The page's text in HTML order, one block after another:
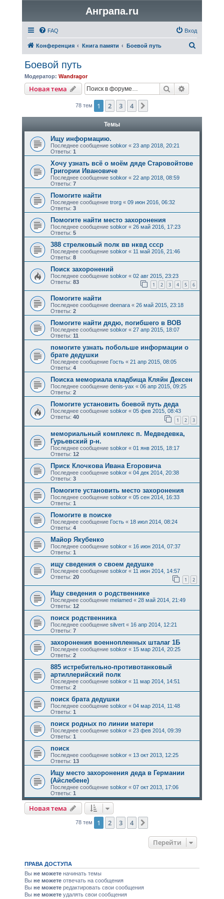
Анграпа.ru
FAQ Вход
Конференция Книга памяти Боевой путь
Боевой путь
Модератор: Wandragor
Новая тема Поиск
78 тем 1 2 3 4
Темы
Ищу информацию.
Последнее сообщение sobkor« 23 апр 2018, 20:21
Ответы: 1
Хочу узнать всё о моём дяде Старовойтове
Григории Ивановиче
Последнее сообщение sobkor« 22 апр 2018, 08:59
Ответы: 7
Помогите найти
Последнее сообщение trorg« 09 июн 2016, 06:32
Ответы: 3
Помогите найти место захоронения
Последнее сообщение sobkor« 26 май 2016, 17:23
Ответы: 5
388 стрелковый полк вв нквд ссср
Последнее сообщение sobkor« 11 май 2016, 21:46
Ответы: 8
Поиск захоронений
Последнее сообщение sobkor« 02 авг 2015, 23:23
Ответы: 83 1 2 3 4 5 6
Помогите найти
Последнее сообщение deenara« 26 май 2015, 23:18
Ответы: 2
Помогите найти дядю, погибшего в ВОВ
Последнее сообщение sobkor« 27 апр 2015, 18:07
Ответы: 11
помогите узнать побольше информации о
брате дедушки
Последнее сообщение Гость« 21 апр 2015, 08:05
Ответы: 4
Поиска мемориала кладбища Кляйн Дексен
Последнее сообщение denis-yax « 06 апр 2015, 09:25
Ответы: 2
Помогите установить боевой путь деда
Последнее сообщение sobkor« 05 фев 2015, 08:43
Ответы: 40 1 2 3
мемориальный комплекс п. Медведевка,
Гурьевский р-н.
Последнее сообщение sobkor« 01 янв 2015, 18:17
Ответы: 12
Приск Клочкова Ивана Егоровича
Последнее сообщение sobkor« 04 дек 2014, 20:38
Ответы: 3
Помогите установить место захоронения
Последнее сообщение sobkor« 05 сен 2014, 16:33
Ответы: 1
Помогите в поиске
Последнее сообщение Гость« 18 июл 2014, 08:24
Ответы: 4
Майор Якубенко
Последнее сообщение sobkor« 16 июн 2014, 07:37
Ответы: 1
ищу сведения о своем дедушке
Последнее сообщение sobkor« 11 июн 2014, 14:57
Ответы: 20 1 2
Ищу сведения о родственнике
Последнее сообщение melamed « 28 май 2014, 21:49
Ответы: 12
поиск родственника
Последнее сообщение silvert« 16 апр 2014, 12:21
Ответы: 7
захоронения военнопленных шталаг 1Б
Последнее сообщение sobkor« 15 мар 2014, 20:25
Ответы: 2
885 истребительно-противотанковый
артиллерийский полк
Последнее сообщение sobkor« 11 мар 2014, 14:51
Ответы: 2
поиск брата дедушки
Последнее сообщение sobkor« 04 мар 2014, 11:48
Ответы: 1
поиск родных по линии матери
Последнее сообщение sobkor« 23 фев 2014, 09:39
Ответы: 1
поиск
Последнее сообщение sobkor« 13 окт 2013, 12:25
Ответы: 13
Ищу место захоронения деда в Германии
(Айслебене)
Последнее сообщение sobkor« 07 окт 2013, 17:06
Ответы: 1
Новая тема
78 тем 1 2 3 4
Перейти
ПРАВА ДОСТУПА
Вы не можетеначинать темы
Вы не можетеотвечать на сообщения
Вы не можетередактировать свои сообщения
Вы не можетеудалять свои сообщения